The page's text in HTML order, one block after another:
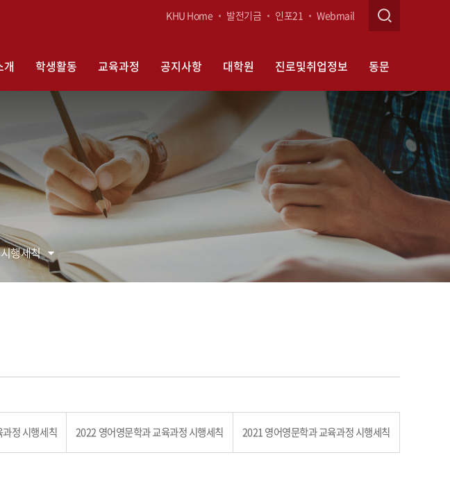
KHU Home 발전기금 인포21 Webmail
개 학생활동 교육과정 공지사항 대학원 진로및취업정보 동문
행세칙
정 시행세칙 2022 영어영문학과 교육과정 시행세칙 2021 영어영문학과 교육과정 시행세칙